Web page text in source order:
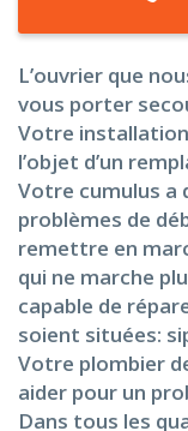
L’ouvrier que
vous porter
Votre
l’objet d’un
Votre cumulus a
problèmes de
remettre en
qui ne marche
capable de
soient situées:
Votre plombier
aider pour un
Dans tous les